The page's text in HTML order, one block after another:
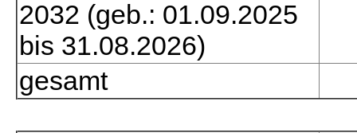
2032 (geb.: 01.09.2025
bis 31.08.2026)
gesamt